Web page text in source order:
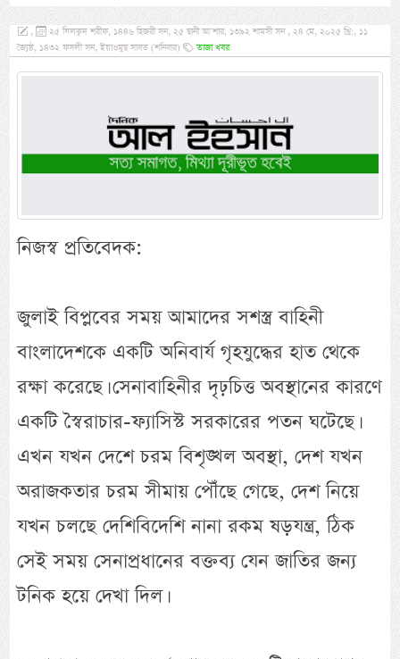
,
২৫ যিলক্বদ শরীফ, ১৪৪৬ হিজরী সন, ২৫ ছানী আ’শার, ১৩৯২ শামসী সন , ২৪ মে, ২০২৫ খ্রি:, ১১
জ্যৈষ্ঠ, ১৪৩২ ফসলী সন, ইয়াওমুছ সাবত (শনিবার)
তাজা খবর
নিজস্ব প্রতিবেদক:
জুলাই বিপ্লবের সময় আমাদের সশস্ত্র বাহিনী
বাংলাদেশকে একটি অনিবার্য গৃহযুদ্ধের হাত থেকে
রক্ষা করেছে। সেনাবাহিনীর দৃঢ়চিত্ত অবস্থানের কারণে
একটি স্বৈরাচার-ফ্যাসিস্ট সরকারের পতন ঘটেছে।
এখন যখন দেশে চরম বিশৃঙ্খল অবস্থা, দেশ যখন
অরাজকতার চরম সীমায় পৌঁছে গেছে, দেশ নিয়ে
যখন চলছে দেশিবিদেশি নানা রকম ষড়যন্ত্র, ঠিক
সেই সময় সেনাপ্রধানের বক্তব্য যেন জাতির জন্য
টনিক হয়ে দেখা দিল।